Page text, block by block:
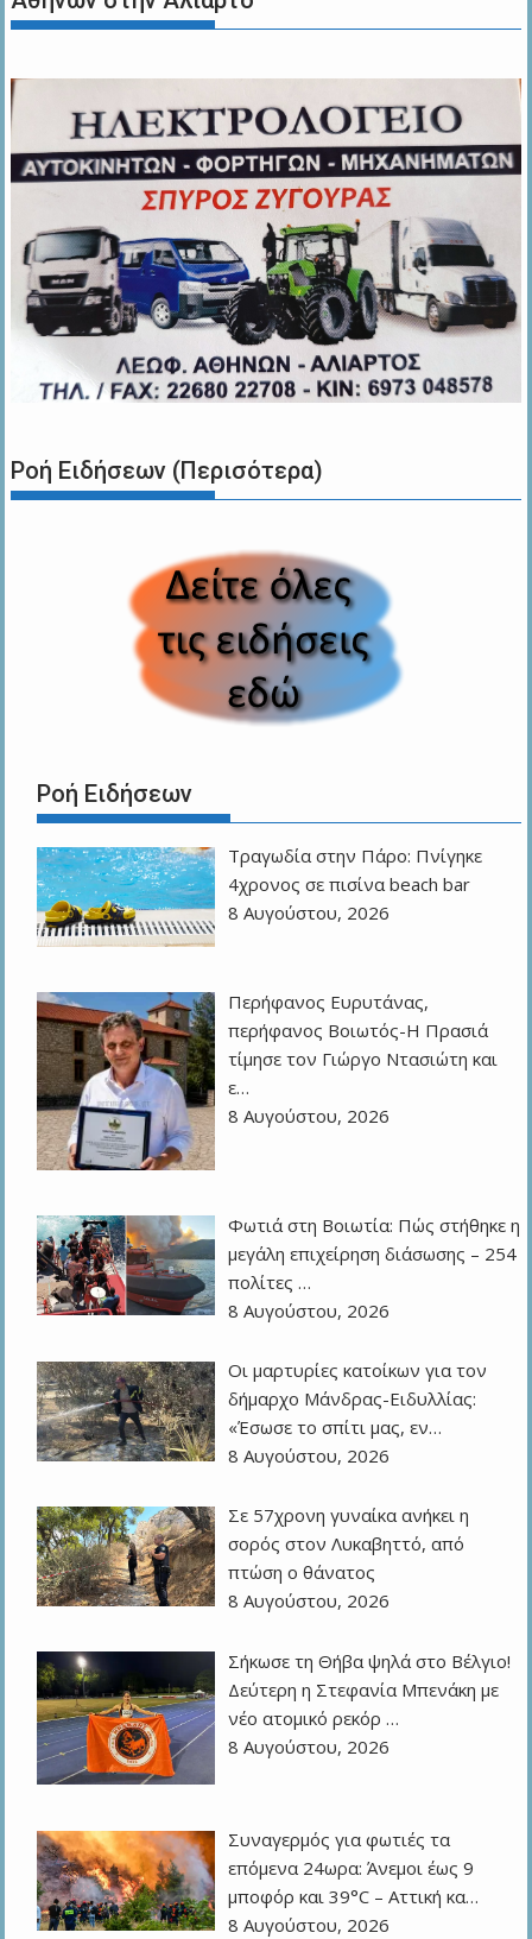
Ροή Ειδήσεων (Περισότερα)
Ροή Ειδήσεων
Τραγωδία στην Πάρο: Πνίγηκε
4χρονος σε πισίνα beach bar
8 Αυγούστου, 2026
Περήφανος Ευρυτάνας,
περήφανος Βοιωτός-Η Πρασιά
τίμησε τον Γιώργο Ντασιώτη και
ε…
8 Αυγούστου, 2026
Φωτιά στη Βοιωτία: Πώς στήθηκε η
μεγάλη επιχείρηση διάσωσης – 254
πολίτες …
8 Αυγούστου, 2026
Οι μαρτυρίες κατοίκων για τον
δήμαρχο Μάνδρας-Ειδυλλίας:
«Έσωσε το σπίτι μας, εν…
8 Αυγούστου, 2026
Σε 57χρονη γυναίκα ανήκει η
σορός στον Λυκαβηττό, από
πτώση ο θάνατος
8 Αυγούστου, 2026
Σήκωσε τη Θήβα ψηλά στο Βέλγιο!
Δεύτερη η Στεφανία Μπενάκη με
νέο ατομικό ρεκόρ …
8 Αυγούστου, 2026
Συναγερμός για φωτιές τα
επόμενα 24ωρα: Άνεμοι έως 9
μποφόρ και 39°C – Αττική κα…
8 Αυγούστου, 2026